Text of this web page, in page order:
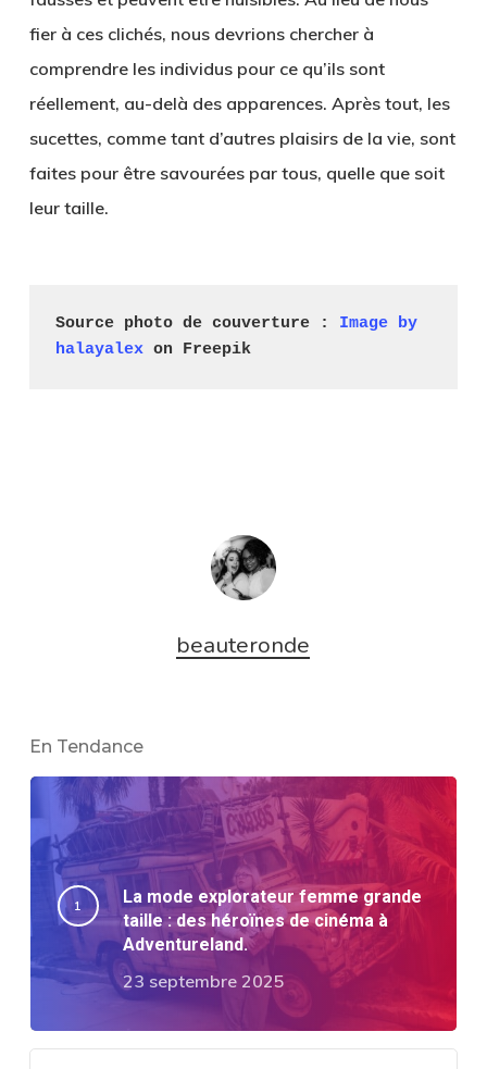
fier à ces clichés, nous devrions chercher à
comprendre les individus pour ce qu’ils sont
réellement, au-delà des apparences. Après tout, les
sucettes, comme tant d’autres plaisirs de la vie, sont
faites pour être savourées par tous, quelle que soit
leur taille.
Source photo de couverture : Image by
halayalex on Freepik
beauteronde
En Tendance
La mode explorateur femme grande
taille : des héroïnes de cinéma à
Adventureland.
23 septembre 2025